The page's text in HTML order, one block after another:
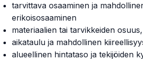
tarvittava osaaminen ja
erikoisosaaminen
materiaalien tai tarvikkeiden
aikataulu ja mahdollinen
alueellinen hintataso ja tekijöiden